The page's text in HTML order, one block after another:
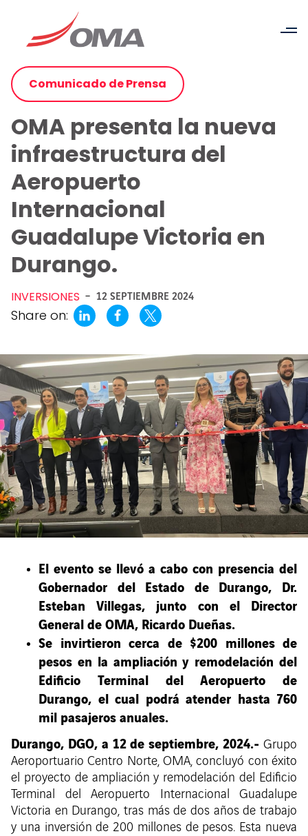
Comunicado de Prensa
OMA presenta la nueva
infraestructura del
Aeropuerto
Internacional
Guadalupe Victoria en
Durango.
INVERSIONES - 12 SEPTIEMBRE 2024
Share on:
El evento se llevó a cabo con presencia del
Gobernador del Estado de Durango, Dr.
Esteban Villegas, junto con el Director
General de OMA, Ricardo Dueñas.
Se invirtieron cerca de $200 millones de
pesos en la ampliación y remodelación del
Edificio Terminal del Aeropuerto de
Durango, el cual podrá atender hasta 760
mil pasajeros anuales.
Durango, DGO, a 12 de septiembre, 2024.- Grupo
Aeroportuario Centro Norte, OMA, concluyó con éxito
el proyecto de ampliación y remodelación del Edificio
Terminal del Aeropuerto Internacional Guadalupe
Victoria en Durango, tras más de dos años de trabajo
y una inversión de 200 millones de pesos. Esta nueva